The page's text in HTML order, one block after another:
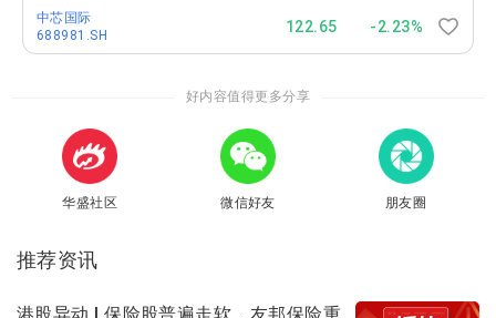
股权持有人应占利润
美元，同比增长5%；
0.02美元；
毛利率：20.1%，去年同期为22.5%；
业绩展望： 预计第二季度收入环比增长14%到16%，毛
利率指引为20%-22%，与上一季指引相比提升2个百分
中芯国际
688981.SH
122.65 -2.23%
好内容值得更多分享
华盛社区 微信好友 朋友圈
推荐资讯